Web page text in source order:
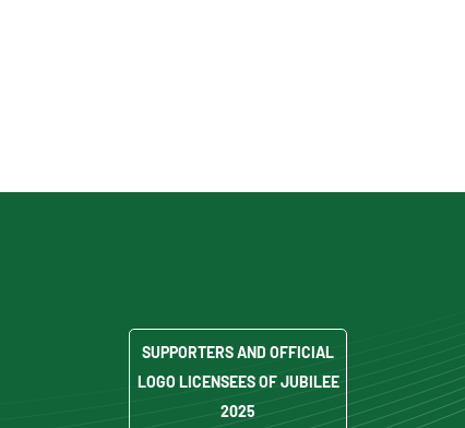
SUPPORTERS AND OFFICIAL
LOGO LICENSEES OF JUBILEE
2025